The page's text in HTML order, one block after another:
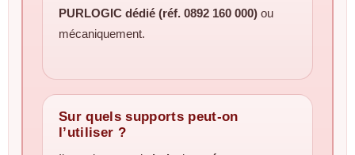
PURLOGIC dédié (réf. 0892 160 000) ou
mécaniquement.
Sur quels supports peut-on
l’utiliser ?